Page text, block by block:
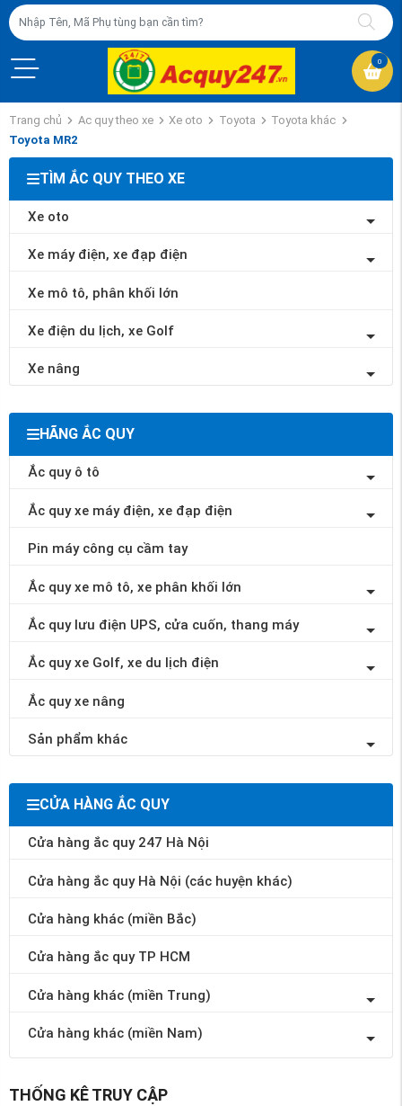
0
Trang chủ Ac quy theo xe Xe oto Toyota
Toyota khác
Toyota MR2
TÌM ẮC QUY THEO XE
Xe oto
Xe máy điện, xe đạp điện
Xe mô tô, phân khối lớn
Xe điện du lịch, xe Golf
Xe nâng
HÃNG ẮC QUY
Ắc quy ô tô
Ắc quy xe máy điện, xe đạp điện
Pin máy công cụ cầm tay
Ắc quy xe mô tô, xe phân khối lớn
Ắc quy lưu điện UPS, cửa cuốn, thang máy
Ắc quy xe Golf, xe du lịch điện
Ắc quy xe nâng
Sản phẩm khác
CỬA HÀNG ẮC QUY
Cửa hàng ắc quy 247 Hà Nội
Cửa hàng ắc quy Hà Nội (các huyện khác)
Cửa hàng khác (miền Bắc)
Cửa hàng ắc quy TP HCM
Cửa hàng khác (miền Trung)
Cửa hàng khác (miền Nam)
THỐNG KÊ TRUY CẬP